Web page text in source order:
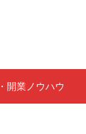
開業ノウハウ